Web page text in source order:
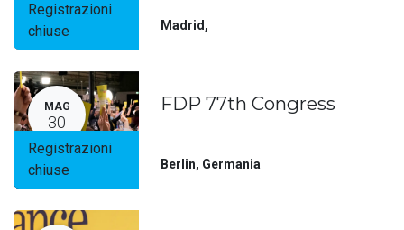
Registrazioni
chiuse
Madrid ,
MAG
30
Registrazioni
chiuse
FDP 77th Congress
Berlin, Germania